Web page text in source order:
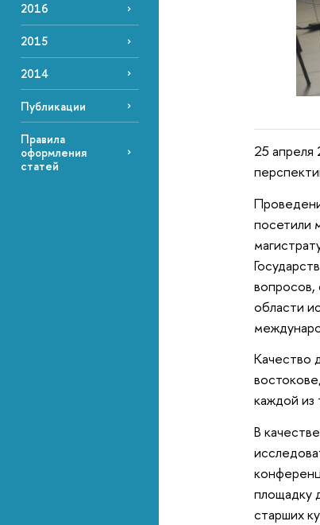
2016
2015
2014
Публикации
Правила
оформления
статей
25 апреля
посетили
вопросов,
области
Качество
каждой из
В
площадку
старших